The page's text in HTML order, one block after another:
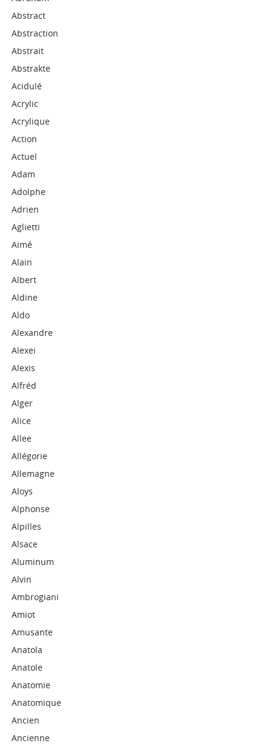
Abstract
Abstraction
Abstrait
Abstrakte
Acidulé
Acrylic
Acrylique
Action
Actuel
Adam
Adolphe
Adrien
Aglietti
Aimé
Alain
Albert
Aldine
Aldo
Alexandre
Alexei
Alexis
Alfréd
Alger
Alice
Allee
Allégorie
Allemagne
Aloys
Alphonse
Alpilles
Alsace
Aluminum
Alvin
Ambrogiani
Amiot
Amusante
Anatola
Anatole
Anatomie
Anatomique
Ancien
Ancienne